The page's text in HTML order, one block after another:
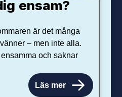
ensam?
är det många
– men inte alla.
och saknar
Läs mer